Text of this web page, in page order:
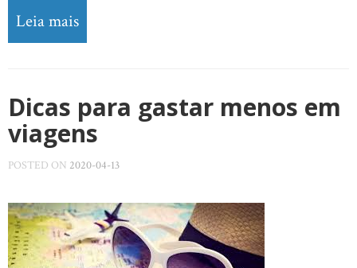
Leia mais
Dicas para gastar menos em
viagens
POSTED ON 2020-04-13